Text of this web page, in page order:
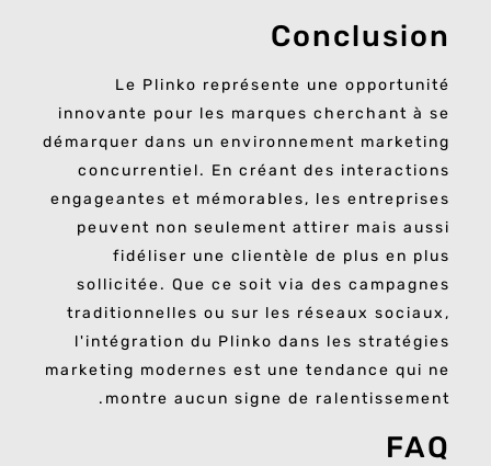
Conclusion
Le Plinko représente une opportunité
innovante pour les marques cherchant à se
démarquer dans un environnement marketing
concurrentiel. En créant des interactions
engageantes et mémorables, les entreprises
peuvent non seulement attirer mais aussi
fidéliser une clientèle de plus en plus
sollicitée. Que ce soit via des campagnes
traditionnelles ou sur les réseaux sociaux,
l'intégration du Plinko dans les stratégies
marketing modernes est une tendance qui ne
montre aucun signe de ralentissement.
FAQ